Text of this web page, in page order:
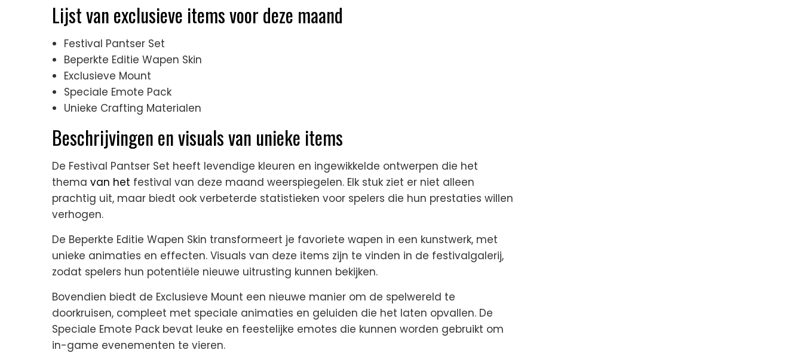
Lijst van exclusieve items voor deze maand
Festival Pantser Set
Beperkte Editie Wapen Skin
Exclusieve Mount
Speciale Emote Pack
Unieke Crafting Materialen
Beschrijvingen en visuals van unieke items
De Festival Pantser Set heeft levendige kleuren en ingewikkelde ontwerpen die het
thema van het festival van deze maand weerspiegelen. Elk stuk ziet er niet alleen
prachtig uit, maar biedt ook verbeterde statistieken voor spelers die hun prestaties willen
verhogen.
De Beperkte Editie Wapen Skin transformeert je favoriete wapen in een kunstwerk, met
unieke animaties en effecten. Visuals van deze items zijn te vinden in de festivalgalerij,
zodat spelers hun potentiële nieuwe uitrusting kunnen bekijken.
Bovendien biedt de Exclusieve Mount een nieuwe manier om de spelwereld te
doorkruisen, compleet met speciale animaties en geluiden die het laten opvallen. De
Speciale Emote Pack bevat leuke en feestelijke emotes die kunnen worden gebruikt om
in-game evenementen te vieren.